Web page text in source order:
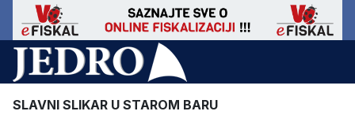
SLAVNI SLIKAR U STAROM BARU